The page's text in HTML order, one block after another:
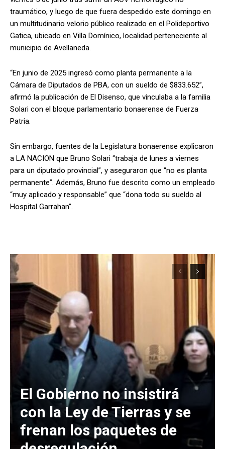
traumático, y luego de que fuera despedido este domingo en
un multitudinario velorio público realizado en el Polideportivo
Gatica, ubicado en Villa Domínico, localidad perteneciente al
municipio de Avellaneda.
“En junio de 2025 ingresó como planta permanente a la
Cámara de Diputados de PBA, con un sueldo de $833.652”,
afirmó la publicación de El Disenso, que vinculaba a la familia
Solari con el bloque parlamentario bonaerense de Fuerza
Patria.
Sin embargo, fuentes de la Legislatura bonaerense explicaron
a LA NACION que Bruno Solari “trabaja de lunes a viernes
para un diputado provincial”, y aseguraron que “no es planta
permanente”. Además, Bruno fue descrito como un empleado
“muy aplicado y responsable” que “dona todo su sueldo al
Hospital Garrahan”.
El Gobierno no insistirá
con la Ley de Tierras y se
frenan los paquetes de